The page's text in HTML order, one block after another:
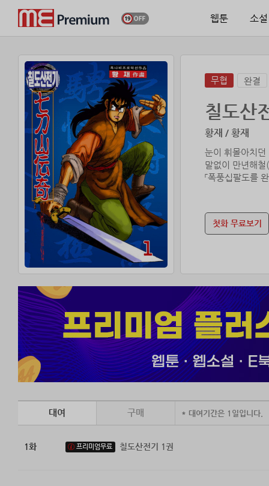
웹툰 소설
무협 완결
칠도산
황재 / 황재
눈이 휘몰아치
말없이 만년해
「폭풍십팔도를
첫화 무료보기
대여 구매 * 대여기간은 1일입니다.
1화 프리미엄무료 칠도산전기 1권